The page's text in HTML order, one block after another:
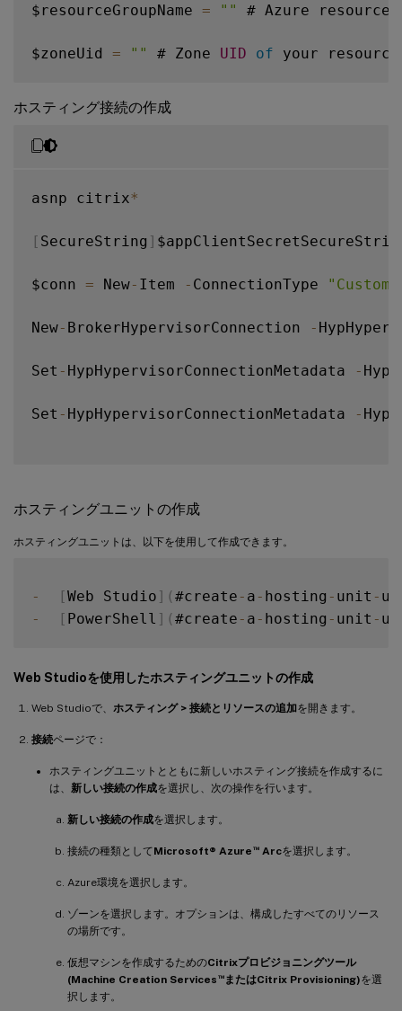
$resourceGroupName = "" # Azure resource
$zoneUid = "" # Zone UID of your
ホスティング接続の作成
asnp citrix*
[ SecureString ]
$conn = New- Item - ConnectionType "Custom"
New- BrokerHypervisorConnection -
Set - HypHypervisorConnectionMetadata -
Set - HypHypervisorConnectionMetadata -
ホスティングユニットの作成
ホスティングユニットは、以下を使用して作成できます。
- [Web Studio ] (#create - a - hosting - unit -
-
[ PowerShell ] (#create - a - hosting - unit -
Web Studioを使用したホスティングユニットの作成
Web Studioで、 ホスティング > 接続とリソースの追加を開きます。
接続ページで：
ホスティングユニットとともに新しいホスティング接続を作成するに
は、 新しい接続の作成を選択し、次の操作を行います。
新しい接続の作成を選択します。
接続の種類としてMicrosoft® Azure ™Arcを選択します。
Azure環境を選択します。
ゾーンを選択します。オプションは、構成したすべてのリソース
の場所です。
仮想マシンを作成するためのCitrixプロビジョニングツール
(Machine Creation Services ™またはCitrix Provisioning)を選
択します。